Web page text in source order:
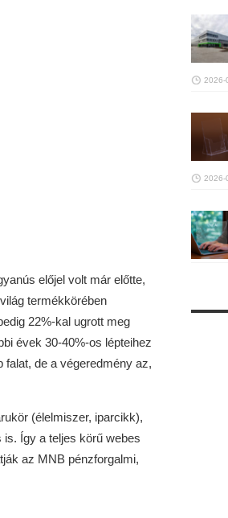
előjel volt már előtte,
termékkörében
22%-kal ugrott meg
évek 30-40%-os lépteihez
de a végeredmény az,
(élelmiszer, iparcikk),
Így a teljes körű webes
az MNB pénzforgalmi,
2026-
2026-